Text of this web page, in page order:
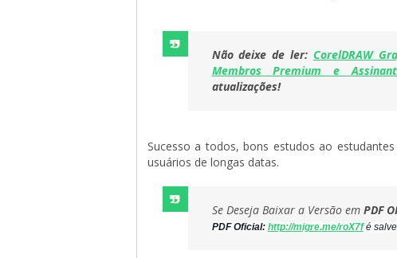
Não deixe de ler: CorelDRAW
Membros Premium e
atualizações!
Sucesso a todos, bons estudos ao
usuários de longas datas.
Se Deseja Baixar a Versão em PDF
PDF Oficial: http://migre.me/roX7f é